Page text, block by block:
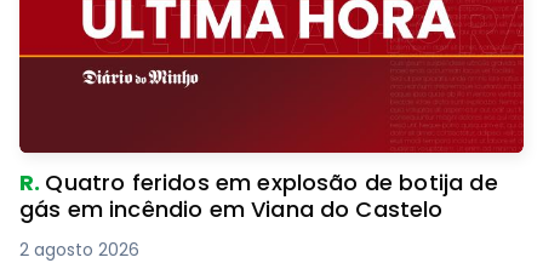
R. Quatro feridos em explosão de botija de
gás em incêndio em Viana do Castelo
2 agosto 2026